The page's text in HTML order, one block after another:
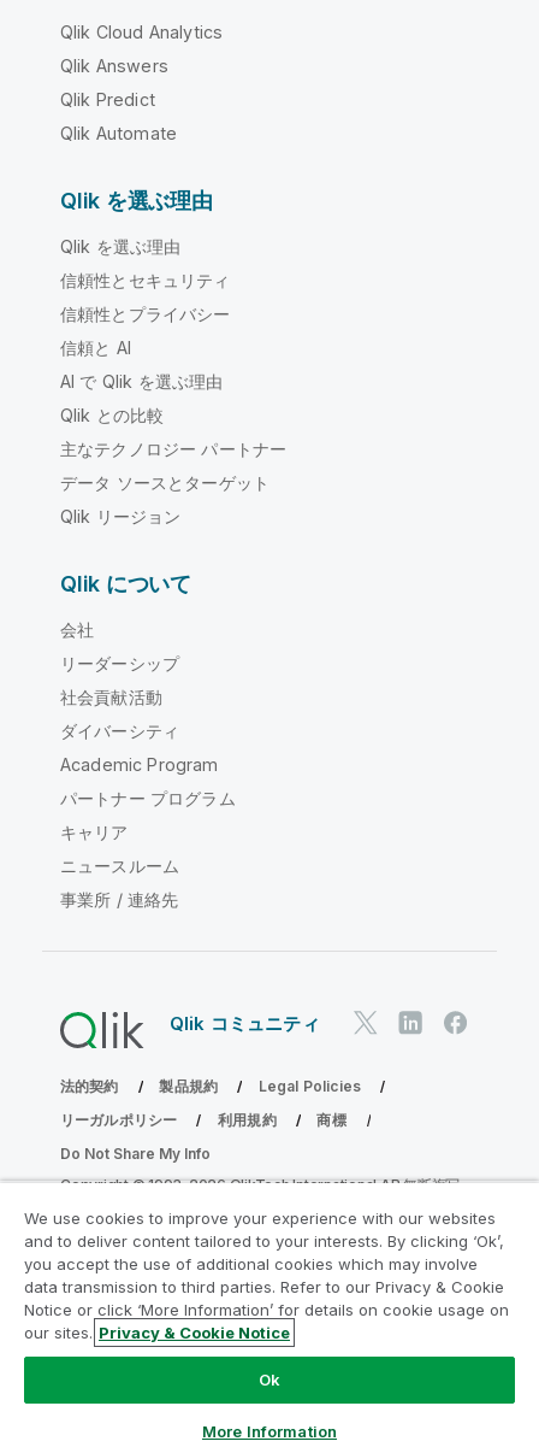
Qlik Cloud Analytics
Qlik Answers
Qlik Predict
Qlik Automate
Qlik を選ぶ理由
Qlik を選ぶ理由
信頼性とセキュリティ
信頼性とプライバシー
信頼と AI
AI で Qlik を選ぶ理由
Qlik との比較
主なテクノロジー パートナー
データ ソースとターゲット
Qlik リージョン
Qlik について
会社
リーダーシップ
社会貢献活動
ダイバーシティ
Academic Program
パートナー プログラム
キャリア
ニュースルーム
事業所 / 連絡先
Qlik コミュニティ
法的契約 製品規約
Legal Policies
リーガルポリシー
利用規約
商標
Do Not Share My Info
Copyright © 1993-2026 QlikTech International AB.無断複写・
分析の近代化プログラムに参加する
分析最新化プログラムにより、重要な QlikView app を危険
ampquestions@qlik.com
We use cookies to improve your experience with our websites
and to deliver content tailored to your interests. By clicking ‘Ok’,
you accept the use of additional cookies which may involve
data transmission to third parties. Refer to our Privacy & Cookie
Notice or click ‘More Information’ for details on cookie usage on
our sites. Privacy & Cookie Notice
Ok
More Information